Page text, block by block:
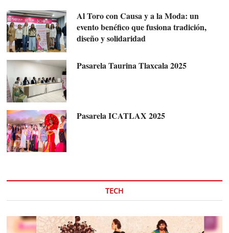
Al Toro con Causa y a la Moda: un
evento benéfico que fusiona tradición,
diseño y solidaridad
Pasarela Taurina Tlaxcala 2025
Pasarela ICATLAX 2025
TECH